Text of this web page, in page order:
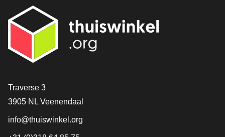
[_General:Contact]
Traverse 3
3905 NL Veenendaal
info@thuiswinkel.org